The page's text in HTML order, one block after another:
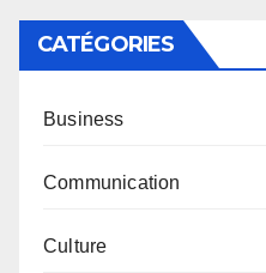
CATÉGORIES
Business
Communication
Culture